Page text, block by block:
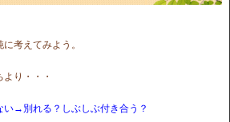
考えてみよう。
り・・・
い→別れる？しぶしぶ付き合う？